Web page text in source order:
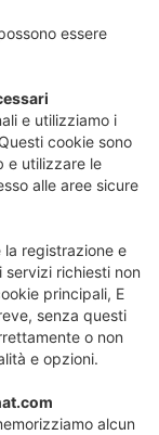
essere
e utilizziamo i
cookie sono
e utilizzare le
alle aree sicure
registrazione e
richiesti non
principali, E
senza questi
o non
e opzioni.
alcun